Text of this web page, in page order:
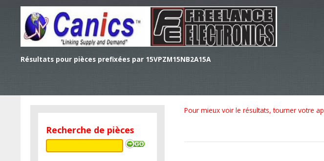
Résultats pour pièces prefixées par 15VPZM15NB2A15A
Recherche de pièces
Pour mieux voir le résultats, tourner votre